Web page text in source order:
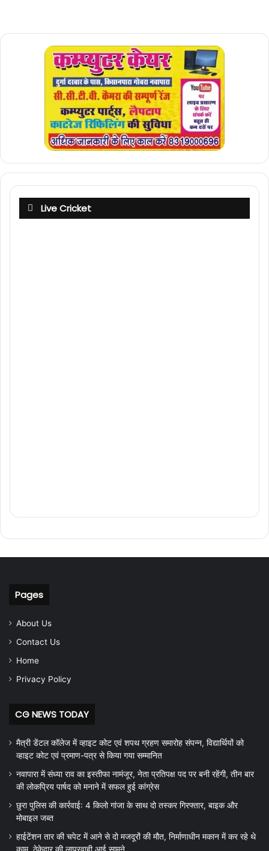
Live Cricket
Pages
About Us
Contact Us
Home
Privacy Policy
CG NEWS TODAY
मैत्री डेंटल कॉलेज में व्हाइट कोट एवं शपथ ग्रहण समारोह संपन्न, विद्यार्थियों को
व्हाइट कोट एवं प्रमाण-पत्र से किया गया सम्मानित
नवापारा में संध्या राव का इस्तीफा नामंजूर, नेता प्रतिपक्ष पद पर बनी रहेंगी, तीन बार
की लोकप्रिय पार्षद को मनाने में सफल हुई कांग्रेस
छुरा पुलिस की कार्रवाई: 4 किलो गांजा के साथ दो तस्कर गिरफ्तार, बाइक और
मोबाइल जब्त
हाईटेंशन तार की चपेट में आने से दो मजदूरों की मौत, निर्माणाधीन मकान में कर रहे थे